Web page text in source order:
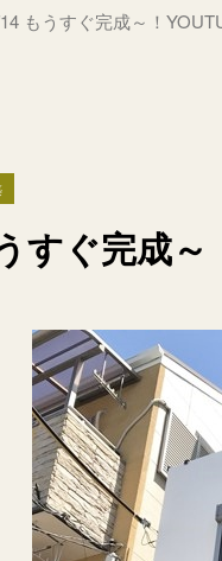
もうすぐ完成～！
すぐ完成